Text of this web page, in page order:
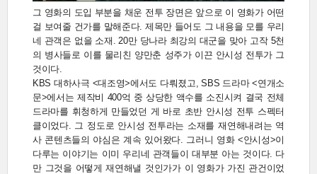
그 영화의 도입 부분을 채운 전투 장면은 앞으로 이 영화가 어떤
걸 보여줄 건가를 말해준다. 제목만 들어도 그 내용을 모를 우리
네 관객은 없을 소재. 20만 당나라 최강의 대군을 맞아 고작 5천
의 병사들로 이를 물리친 양만춘 성주가 이끈 안시성 전투가 그
것이다.
KBS 대하사극 <대조영>에서도 다뤄졌고, SBS 드라마 <연개소
문>에서는 제작비 400억 중 상당한 액수를 소진시켜 결국 전체
드라마를 휘청하게 만들었던 게 바로 초반 안시성 전투 스펙터
클이었다. 그 정도로 안시성 전투라는 소재를 재연해내려는 역
사 콘텐츠들의 야심은 계속 있어왔다. 그러니 영화 <안시성>이
다루는 이야기는 이미 우리네 관객들이 대부분 아는 것이다. 다
만 그것을 어떻게 재연해낼 것인가가 이 영화가 가진 관건이었